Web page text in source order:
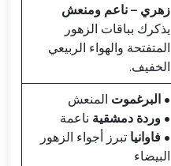
زهري – ناعم ومنعش
يذكرك بباقات الزهور
المتفتحة والهواء الربيعي
الخفيف.
• البرغموت المنعش
• وردة دمشقية ناعمة
• فاوانيا تبرز أجواء الزهور
البيضاء